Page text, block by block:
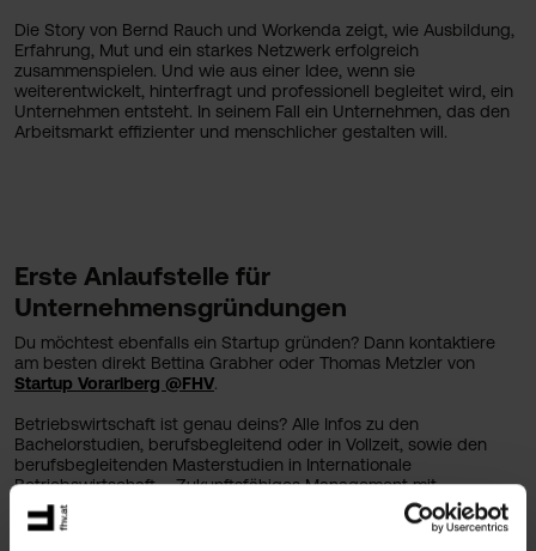
Die Story von Bernd Rauch und Workenda zeigt, wie Ausbildung,
Erfahrung, Mut und ein starkes Netzwerk erfolgreich
zusammenspielen. Und wie aus einer Idee, wenn sie
weiterentwickelt, hinterfragt und professionell begleitet wird, ein
Unternehmen entsteht. In seinem Fall ein Unternehmen, das den
Arbeitsmarkt effizienter und menschlicher gestalten will.
Erste Anlaufstelle für
Unternehmensgründungen
Du möchtest ebenfalls ein Startup gründen? Dann kontaktiere
am besten direkt Bettina Grabher oder Thomas Metzler von
Startup Vorarlberg @FHV.
Betriebswirtschaft ist genau deins? Alle Infos zu den
Bachelorstudien, berufsbegleitend oder in Vollzeit, sowie den
berufsbegleitenden Masterstudien in Internationale
Betriebswirtschaft – Zukunftsfähiges Management mit
spannenden Vertiefungen oder International Management &
Leadership findest du